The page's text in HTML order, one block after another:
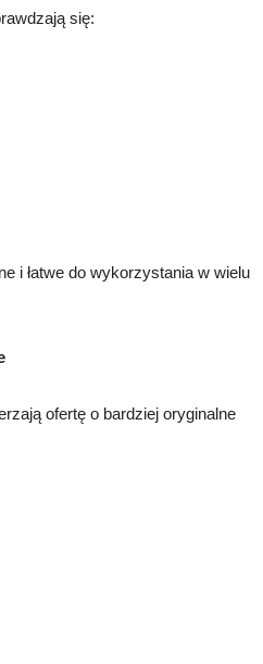
się:
i łatwe do wykorzystania w wielu
ofertę o bardziej oryginalne